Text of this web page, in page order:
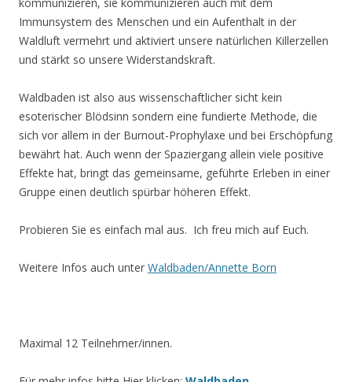
Immunsystem des Menschen und ein Aufenthalt in der
Waldluft vermehrt und aktiviert unsere natürlichen Killerzellen
und stärkt so unsere Widerstandskraft.
Waldbaden ist also aus wissenschaftlicher sicht kein
esoterischer Blödsinn sondern eine fundierte Methode, die
sich vor allem in der Burnout-Prophylaxe und bei Erschöpfung
bewährt hat. Auch wenn der Spaziergang allein viele positive
Effekte hat, bringt das gemeinsame, geführte Erleben in einer
Gruppe einen deutlich spürbar höheren Effekt.
Probieren Sie es einfach mal aus. Ich freu mich auf Euch.
Weitere Infos auch unter Waldbaden/Annette Born
Maximal 12 Teilnehmer/innen.